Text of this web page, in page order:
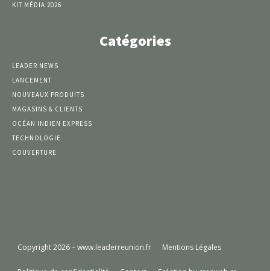
KIT MÉDIA 2026
Catégories
LEADER NEWS
LANCEMENT
NOUVEAUX PRODUITS
MAGASINS & CLIENTS
OCÉAN INDIEN EXPRESS
TECHNOLOGIE
COUVERTURE
Copyright 2026 – www.leaderreunion.fr Mentions Légales